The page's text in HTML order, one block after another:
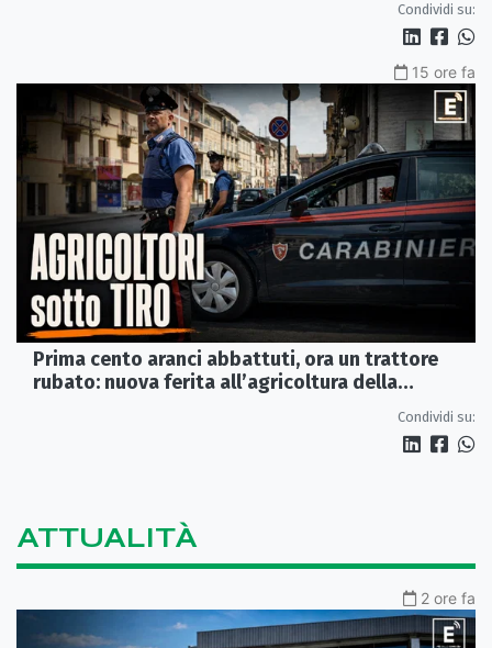
Condividi su:
15 ore fa
Prima cento aranci abbattuti, ora un trattore
rubato: nuova ferita all’agricoltura della
Condividi su:
ATTUALITÀ
2 ore fa